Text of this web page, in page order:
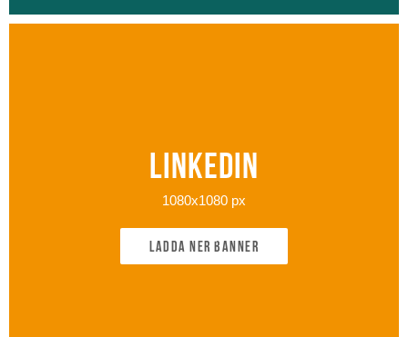
Linkedin
1080x1080 px
Ladda ner banner